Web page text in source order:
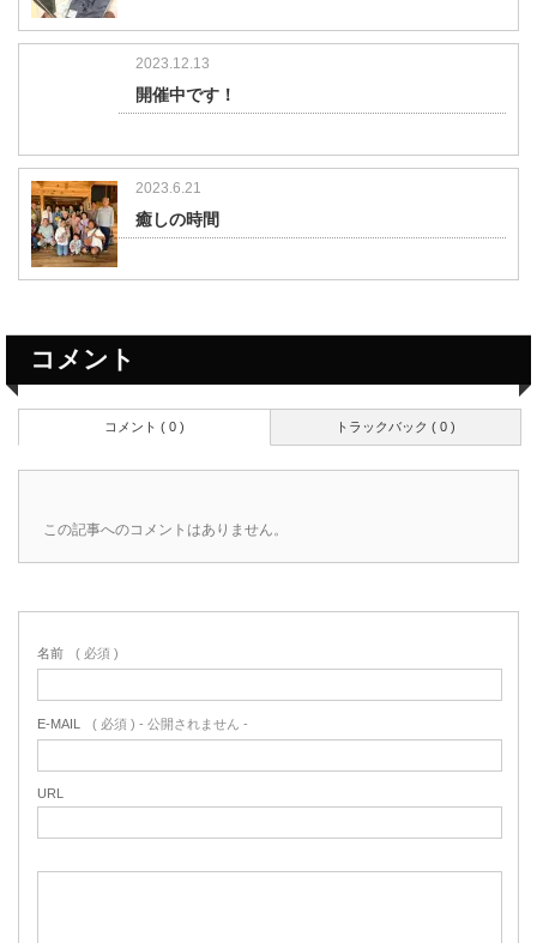
2023.12.13
開催中です！
2023.6.21
癒しの時間
コメント
トラックバック ( 0 )
コメント ( 0 )
この記事へのコメントはありません。
名前 ( 必須 )
E-MAIL ( 必須 ) - 公開されません -
URL